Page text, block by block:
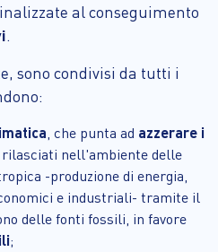
al conseguimento
.
sono condivisi da tutti i
, che punta ad azzerare i
rilasciati nell'ambiente delle
-produzione di energia,
e industriali- tramite il
delle fonti fossili, in favore
;